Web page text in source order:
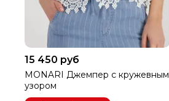
15 450 руб
MONARI Джемпер с кружевным
узором